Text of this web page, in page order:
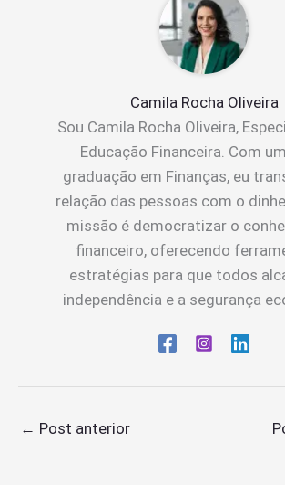
Camila Rocha Oliveira
Sou Camila Rocha Oliveira,
Educação Financeira. Com
graduação em Finanças, eu
relação das pessoas com o
missão é democratizar o
financeiro, oferecendo
estratégias para que todos
independência e a segurança
← Post anterior